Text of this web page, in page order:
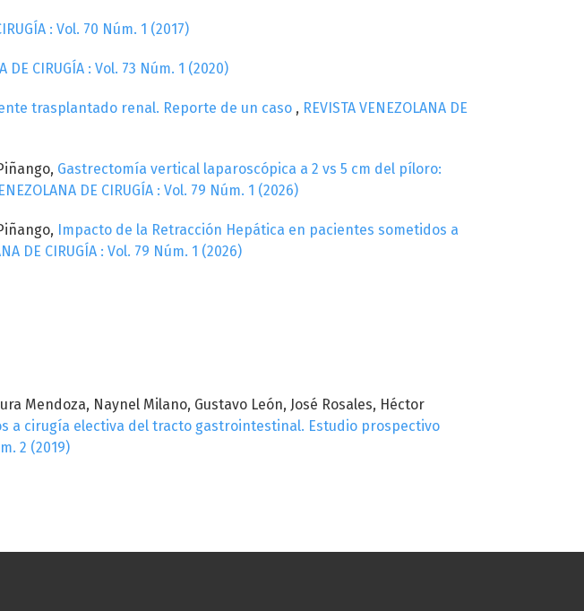
: Vol. 70 Núm. 1 (2017)
DE CIRUGÍA : Vol. 73 Núm. 1 (2020)
trasplantado renal. Reporte de un caso , REVISTA VENEZOLANA DE
Gastrectomía vertical laparoscópica a 2 vs 5 cm del píloro:
DE CIRUGÍA : Vol. 79 Núm. 1 (2026)
Impacto de la Retracción Hepática en pacientes sometidos a
DE CIRUGÍA : Vol. 79 Núm. 1 (2026)
Mendoza, Naynel Milano, Gustavo León, José Rosales, Héctor
a cirugía electiva del tracto gastrointestinal. Estudio prospectivo
2 (2019)